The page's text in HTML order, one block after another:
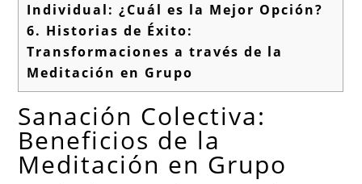
Individual: ¿Cuál es la Mejor Opción?
6. Historias de Éxito:
Transformaciones a través de la
Meditación en Grupo
Sanación Colectiva:
Beneficios de la
Meditación en Grupo